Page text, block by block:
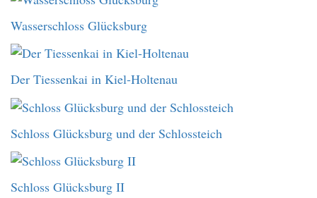
Wasserschloss Glücksburg
Der Tiessenkai in Kiel-Holtenau
Schloss Glücksburg und der Schlossteich
Schloss Glücksburg II